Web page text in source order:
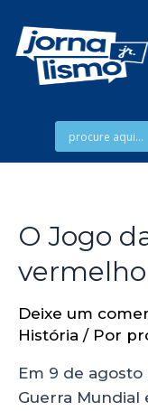
O Jogo
Deixe um
História / Por
Em 9 de agosto
Guerra Mundial